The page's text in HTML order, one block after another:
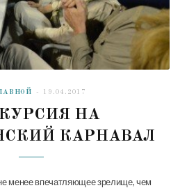
19.04.2017
НА
КАРНАВАЛ
менее впечатляющее зрелище, чем